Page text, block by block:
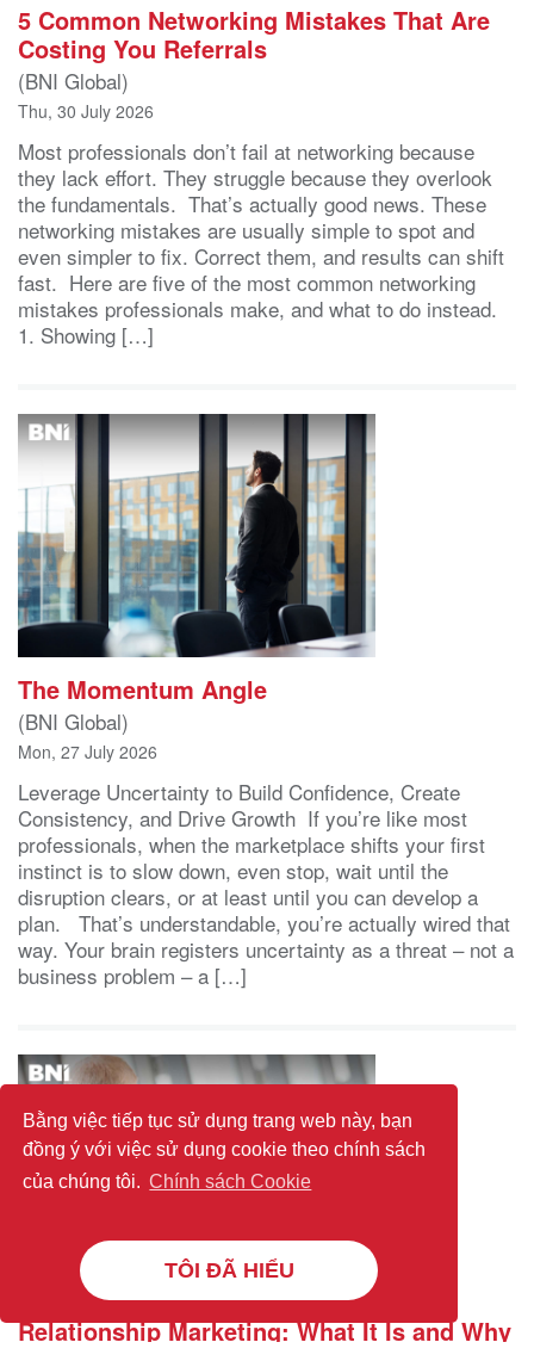
Bằng việc tiếp tục sử dụng trang web này, bạn
đồng ý với việc sử dụng cookie theo chính sách
của chúng tôi. Chính sách Cookie
TÔI ĐÃ HIỂU
5 Common Networking Mistakes That Are
Costing You Referrals
(BNI Global)
Thu, 30 July 2026
Most professionals don’t fail at networking because
they lack effort. They struggle because they overlook
the fundamentals. That’s actually good news. These
networking mistakes are usually simple to spot and
even simpler to fix. Correct them, and results can shift
fast. Here are five of the most common networking
mistakes professionals make, and what to do instead.
1. Showing […]
The Momentum Angle
(BNI Global)
Mon, 27 July 2026
Leverage Uncertainty to Build Confidence, Create
Consistency, and Drive Growth If you’re like most
professionals, when the marketplace shifts your first
instinct is to slow down, even stop, wait until the
disruption clears, or at least until you can develop a
plan. That’s understandable, you’re actually wired that
way. Your brain registers uncertainty as a threat – not a
business problem – a […]
Relationship Marketing: What It Is and Why